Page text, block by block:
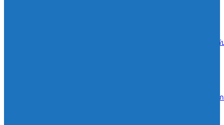
Reignwood ทุ่ม 1.4 พันล้านเปิดเกมรุก Sports & Wellness “RSPC”ยกระ
ซีพีแรม ผนึกกำลังทุกภาคส่วน สานต่อ 13 ปี “CPRAM Green Life” #ปลูก